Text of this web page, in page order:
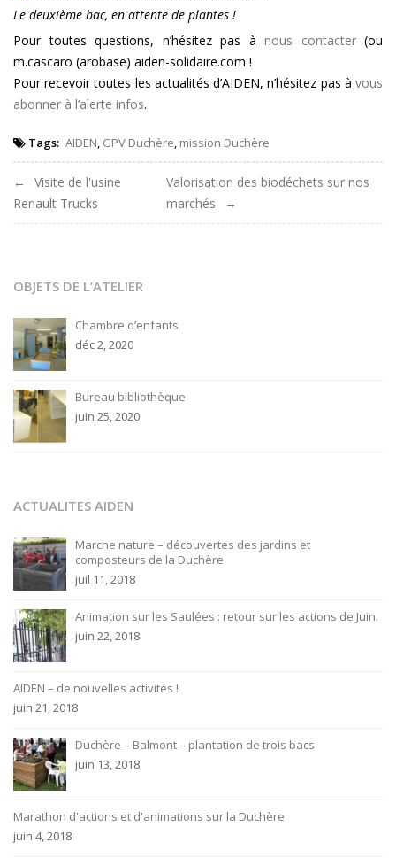
Le deuxième bac, en attente de plantes !
Pour toutes questions, n’hésitez pas à nous contacter(ou
m.cascaro (arobase) aiden-solidaire.com !
Pour recevoir toutes les actualités d’AIDEN, n’hésitez pas à vous
abonner à l’alerte infos.
Tags: AIDEN, GPV Duchère, mission Duchère
Navigation
de
Visite de l'usine
Renault Trucks
Valorisation des biodéchets sur nos
marchés
OBJETS DE L’ATELIER
Chambre d’enfants
déc 2, 2020
Bureau bibliothèque
juin 25, 2020
ACTUALITES AIDEN
Marche nature – découvertes des jardins et
composteurs de la Duchère
juil 11, 2018
Animation sur les Saulées : retour sur les actions de Juin.
juin 22, 2018
AIDEN – de nouvelles activités !
juin 21, 2018
Duchère – Balmont – plantation de trois bacs
juin 13, 2018
Marathon d'actions et d'animations sur la Duchère
juin 4, 2018